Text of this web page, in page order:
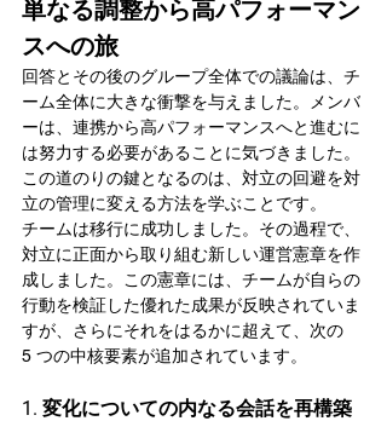
単なる調整から高パフォーマン
スへの旅
回答とその後のグループ全体での議論は、チ
ーム全体に大きな衝撃を与えました。メンバ
ーは、連携から高パフォーマンスへと進むに
は努力する必要があることに気づきました。
この道のりの鍵となるのは、対立の回避を対
立の管理に変える方法を学ぶことです。
チームは移行に成功しました。その過程で、
対立に正面から取り組む新しい運営憲章を作
成しました。この憲章には、チームが自らの
行動を検証した優れた成果が反映されていま
すが、さらにそれをはるかに超えて、次の
5 つの中核要素が追加されています。
1. 変化についての内なる会話を再構築